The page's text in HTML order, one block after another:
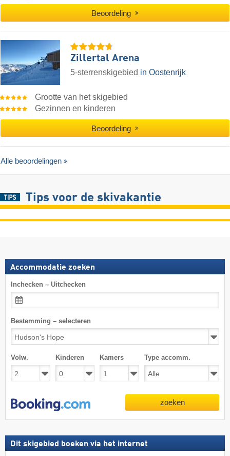
Beoordeling
Zillertal Arena
5-sterrenskigebied in Oostenrijk
Grootte van het skigebied
Gezinnen en kinderen
Beoordeling
Alle beoordelingen
Tips voor de skivakantie
Accommodatie zoeken
Inchecken – Uitchecken
Bestemming – selecteren
Volw. Kinderen Kamers Type accomm.
zoeken
Dit skigebied boeken via het internet